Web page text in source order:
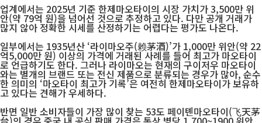
업계에서는 2025년 기준 한제마오타이의 시장 가치가 3,500만 위
안(약 79억 원)을 넘어선 것으로 추정하고 있다. 다만 공개 거래가
많지 않아 정확한 시세를 산정하기는 어렵다는 평가도 나온다.
일부에서는 1935년산 ‘라이마오주(赖茅酒)’가 1,000만 위안(약 22
억5,000만 원) 이상의 가격에 거래된 사례를 들어 최고가 마오타이
로 언급하기도 한다. 그러나 라이마오는 현재의 구이저우 마오타이
와는 별개의 브랜드 또는 전신 제품으로 분류되는 경우가 많아, 순수
한 의미의 ‘마오타이 최고가 기록’은 여전히 한제마오타이가 보유하
고 있다는 견해가 우세하다.
반면 일반 소비자들이 가장 많이 찾는 53도 페이톈마오타이(飞天茅